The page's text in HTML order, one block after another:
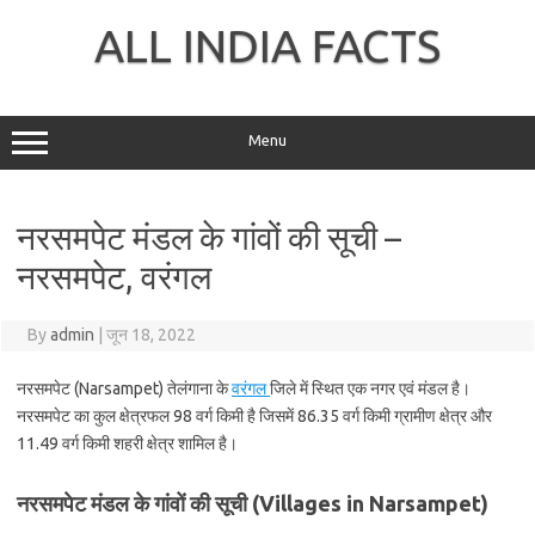
ALL INDIA FACTS
Menu
नरसमपेट मंडल के गांवों की सूची –
नरसमपेट, वरंगल
Byadmin जून 18, 2022
नरसमपेट (Narsampet) तेलंगाना केवरंगलजिले में स्थित एक नगर एवं मंडल है।
नरसमपेट का कुल क्षेत्रफल 98 वर्ग किमी है जिसमें 86.35 वर्ग किमी ग्रामीण क्षेत्र और
11.49 वर्ग किमी शहरी क्षेत्र शामिल है।
नरसमपेट मंडल के गांवों की सूची (Villages in Narsampet)